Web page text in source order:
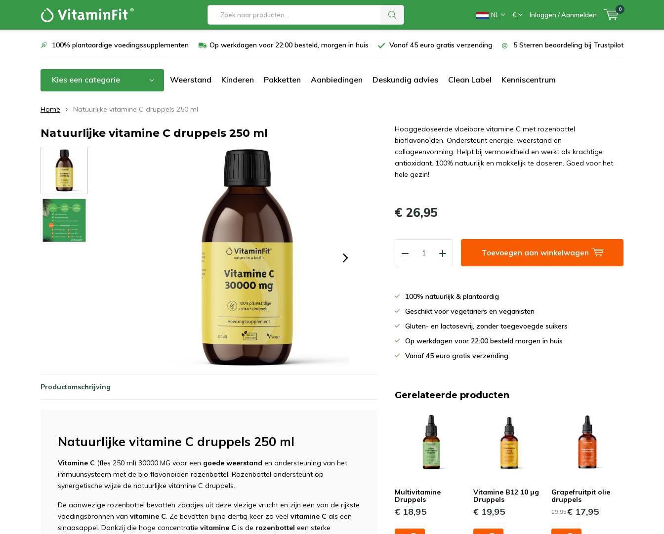
NL € Inloggen / Aanmelden
0
100% plantaardige voedingssupplementen Op werkdagen voor 22:00 besteld, morgen in huis Vanaf 45 euro gratis verzending 5 Sterren beoordeling bij Trustpilot
Kies een categorie Weerstand Kinderen Pakketten Aanbiedingen Deskundig advies Clean Label Kenniscentrum
Home Natuurlijke vitamine C druppels 250 ml
Natuurlijke vitamine C druppels 250 ml
Hooggedoseerde vloeibare vitamine C met rozenbottel
bioflavonoïden. Ondersteunt energie, weerstand en
collageenvorming. Helpt bij vermoeidheid en werkt als krachtige
antioxidant. 100% natuurlijk en makkelijk te doseren. Goed voor het
hele gezin!
€ 26,95
Toevoegen aan winkelwagen
100% natuurlijk & plantaardig
Geschikt voor vegetariërs en veganisten
Gluten- en lactosevrij, zonder toegevoegde suikers
Op werkdagen voor 22:00 besteld morgen in huis
Vanaf 45 euro gratis verzending
Productomschrijving
Natuurlijke vitamine C druppels 250 ml
Vitamine C (fles 250 ml) 30000 MG voor een goede weerstand en ondersteuning van het
immuunsysteem met de bio flavonoïden rozenbottel. Rozenbottel ondersteunt op
synergetische wijze de natuurlijke vitamine C druppels.
De aanwezige rozenbottel bevatten zaadjes uit deze vlezige vrucht en zijn een van de rijkste
voedingsbronnen van vitamine C. Ze bevatten bijna dertig keer zo veel vitamine C als een
sinaasappel. Dankzij die hoge concentratie vitamine C is de rozenbottel een sterke
Gerelateerde producten
Multivitamine
Druppels
€ 18,95
Vitamine B12 10 µg
Druppels
€ 19,95
Grapefruitpit olie
druppels
19,95€ 17,95